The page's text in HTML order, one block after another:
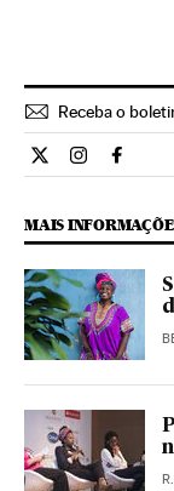
Receba o
Internacional El
MAIS